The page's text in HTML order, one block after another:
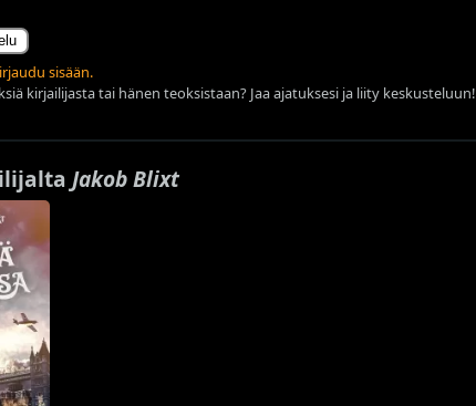
sisään.
kirjailijasta tai hänen teoksistaan? Jaa ajatuksesi ja liity keskusteluun!
Jakob Blixt